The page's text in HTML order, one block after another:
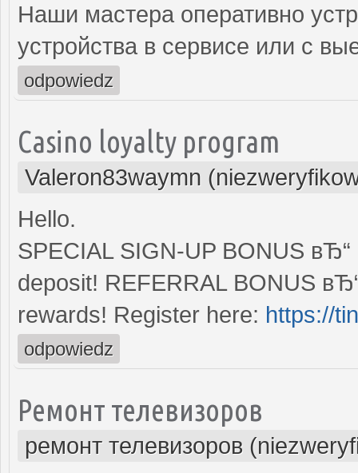
Наши мастера оперативно
устройства в сервисе или с
odpowiedz
Casino loyalty program
Valeron83waymn
Hello.
SPECIAL SIGN-UP BONUS
deposit! REFERRAL BONUS
rewards! Register here: https://
odpowiedz
Ремонт телевизоров
ремонт телевизоров